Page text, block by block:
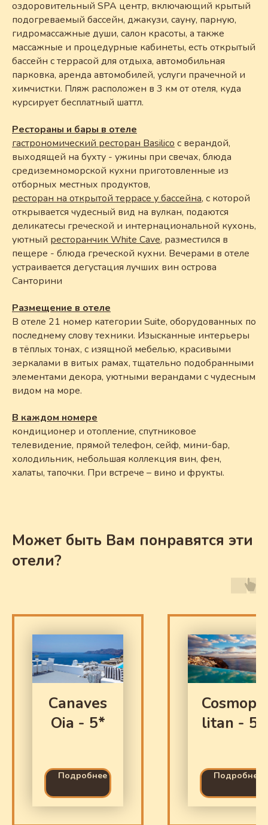
оздоровительный SPA центр, включающий крытый
подогреваемый бассейн, джакузи, сауну, парную,
гидромассажные души, салон красоты, а также
массажные и процедурные кабинеты, есть открытый
бассейн с террасой для отдыха, автомобильная
парковка, аренда автомобилей, услуги прачечной и
химчистки. Пляж расположен в 3 км от отеля, куда
курсирует бесплатный шаттл.
Рестораны и бары в отеле
гастрономический ресторан Basilico с верандой,
выходящей на бухту - ужины при свечах, блюда
средиземноморской кухни приготовленные из
отборных местных продуктов,
ресторан на открытой террасе у бассейна, с которой
открывается чудесный вид на вулкан, подаются
деликатесы греческой и интернациональной кухонь,
уютный ресторанчик White Cave, разместился в
пещере - блюда греческой кухни. Вечерами в отеле
устраивается дегустация лучших вин острова
Санторини
Размещение в отеле
В отеле 21 номер категории Suite, оборудованных по
последнему слову техники. Изысканные интерьеры
в тёплых тонах, с изящной мебелью, красивыми
зеркалами в витых рамах, тщательно подобранными
элементами декора, уютными верандами с чудесным
видом на море.
В каждом номере
кондиционер и отопление, спутниковое
телевидение, прямой телефон, сейф, мини-бар,
холодильник, небольшая коллекция вин, фен,
халаты, тапочки. При встрече – вино и фрукты.
Может быть Вам понравятся эти
отели?
Canaves
Oia - 5*
Подробнее
Cosmopo
litan - 5*
Подробнее